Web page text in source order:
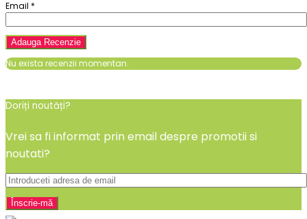
Email *
Nu exista recenzii momentan.
Doriți noutăți?
Vrei sa fi informat prin email despre promotii si
noutati?